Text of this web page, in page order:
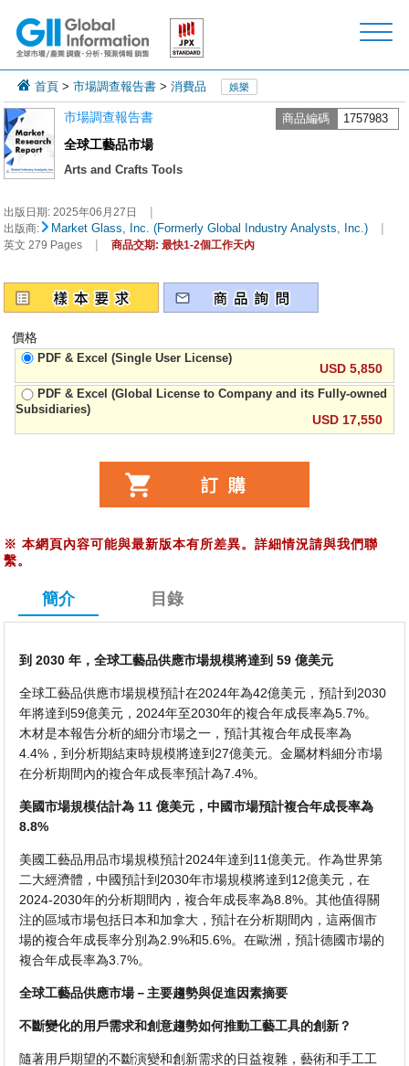
首頁 >市場調查報告書 >消費品 娛樂
市場調查報告書 商品編碼 1757983
全球工藝品市場
Arts and Crafts Tools
出版日期:2025年06月27日 |
出版商: Market Glass, Inc. (Formerly Global Industry Analysts, Inc.) |
英文 279 Pages | 商品交期: 最快1-2個工作天內
價格
PDF & Excel (Single User License)
USD 5,850
PDF & Excel (Global License to Company and its Fully-owned
Subsidiaries)
USD 17,550
※ 本網頁內容可能與最新版本有所差異。詳細情況請與我們聯
繫。
簡介 目錄
到 2030 年，全球工藝品供應市場規模將達到 59 億美元
全球工藝品供應市場規模預計在2024年為42億美元，預計到2030
年將達到59億美元，2024年至2030年的複合年成長率為5.7%。
木材是本報告分析的細分市場之一，預計其複合年成長率為
4.4%，到分析期結束時規模將達到27億美元。金屬材料細分市場
在分析期間內的複合年成長率預計為7.4%。
美國市場規模估計為 11 億美元，中國市場預計複合年成長率為
8.8%
美國工藝品用品市場規模預計2024年達到11億美元。作為世界第
二大經濟體，中國預計到2030年市場規模將達到12億美元，在
2024-2030年的分析期間內，複合年成長率為8.8%。其他值得關
注的區域市場包括日本和加拿大，預計在分析期間內，這兩個市
場的複合年成長率分別為2.9%和5.6%。在歐洲，預計德國市場的
複合年成長率為3.7%。
全球工藝品供應市場－主要趨勢與促進因素摘要
不斷變化的用戶需求和創意趨勢如何推動工藝工具的創新？
隨著用戶期望的不斷演變和創新需求的日益複雜，藝術和手工工